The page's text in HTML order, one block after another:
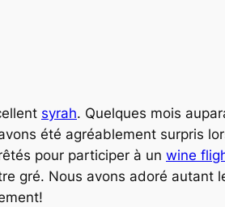
syrah. Quelques mois
été agréablement surpris
pour participer à un wine
gré. Nous avons adoré autant